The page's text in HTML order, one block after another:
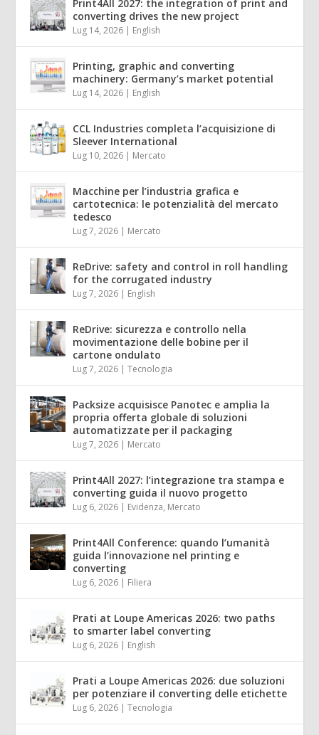
Print4All 2027: the integration of print and
converting drives the new project
Lug 14, 2026 | English
Printing, graphic and converting
machinery: Germany’s market potential
Lug 14, 2026 | English
CCL Industries completa l’acquisizione di
Sleever International
Lug 10, 2026 | Mercato
Macchine per l’industria grafica e
cartotecnica: le potenzialità del mercato
tedesco
Lug 7, 2026 | Mercato
ReDrive: safety and control in roll handling
for the corrugated industry
Lug 7, 2026 | English
ReDrive: sicurezza e controllo nella
movimentazione delle bobine per il
cartone ondulato
Lug 7, 2026 |Tecnologia
Packsize acquisisce Panotec e amplia la
propria offerta globale di soluzioni
automatizzate per il packaging
Lug 7, 2026 | Mercato
Print4All 2027: l’integrazione tra stampa e
converting guida il nuovo progetto
Lug 6, 2026 | Evidenza, Mercato
Print4All Conference: quando l’umanità
guida l’innovazione nel printing e
converting
Lug 6, 2026 | Filiera
Prati at Loupe Americas 2026: two paths
to smarter label converting
Lug 6, 2026 | English
Prati a Loupe Americas 2026: due soluzioni
per potenziare il converting delle etichette
Lug 6, 2026 |Tecnologia